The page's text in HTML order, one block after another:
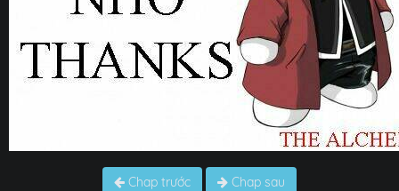
Chap trước Chap sau